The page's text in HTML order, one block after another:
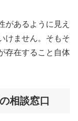
があるように見え
けません。そもそ
存在すること自体
相談窓口